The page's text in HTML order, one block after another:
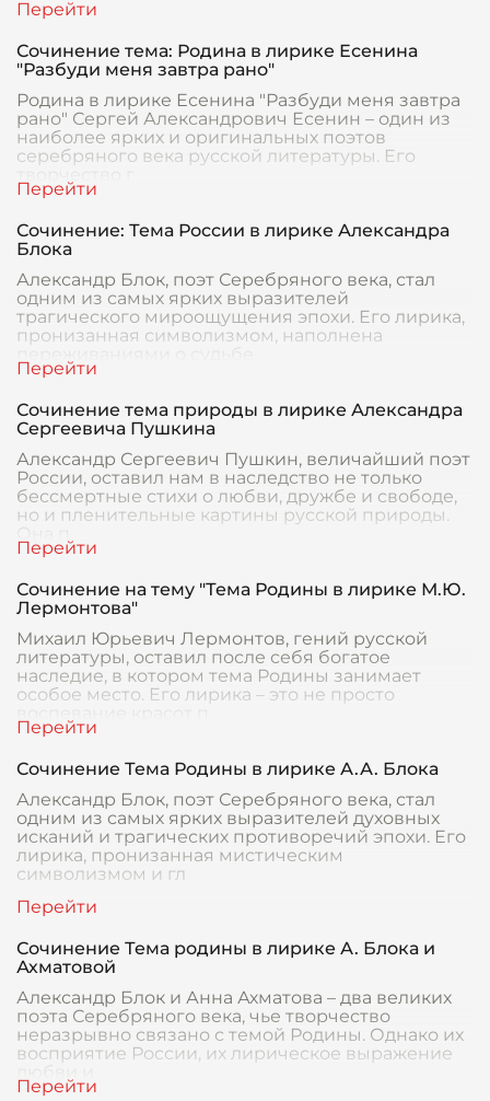
Сочинение тема: Родина в лирике Есенина
"Разбуди меня завтра рано"
Родина в лирике Есенина "Разбуди меня завтра
рано" Сергей Александрович Есенин – один из
наиболее ярких и оригинальных поэтов
серебряного века русской литературы. Его
Сочинение: Тема России в лирике Александра
Блока
Александр Блок, поэт Серебряного века, стал
одним из самых ярких выразителей
трагического мироощущения эпохи. Его лирика,
пронизанная символизмом, наполнена
переживаниями о судьбе
Сочинение тема природы в лирике Александра
Сергеевича Пушкина
Александр Сергеевич Пушкин, величайший поэт
России, оставил нам в наследство не только
бессмертные стихи о любви, дружбе и свободе,
но и пленительные картины русской природы.
Она п
Сочинение на тему "Тема Родины в лирике М.Ю.
Лермонтова"
Михаил Юрьевич Лермонтов, гений русской
литературы, оставил после себя богатое
наследие, в котором тема Родины занимает
особое место. Его лирика – это не просто
Сочинение Тема Родины в лирике А.А. Блока
Александр Блок, поэт Серебряного века, стал
одним из самых ярких выразителей духовных
исканий и трагических противоречий эпохи. Его
лирика, пронизанная мистическим
символизмом и гл
Сочинение Тема родины в лирике А. Блока и
Ахматовой
Александр Блок и Анна Ахматова – два великих
поэта Серебряного века, чье творчество
неразрывно связано с темой Родины. Однако их
восприятие России, их лирическое выражение
любви и